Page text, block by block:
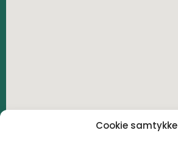
Cookie samtykke